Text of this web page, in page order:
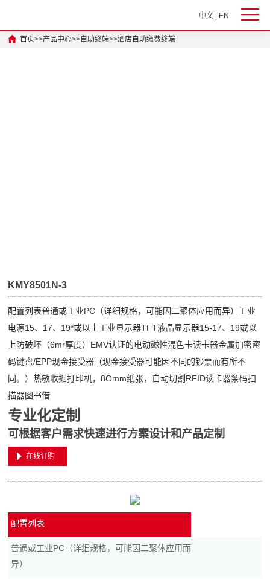
中文| EN
首页>>产品中心>>自助终端>>酒店自助缴费终端
KMY8501N-3
配置列表普通或工业PC（详细规格，可能因二聚体应用而异）工业
电源15、17、19*或以上工业显示器TFT液晶显示器15-17、19或以
上防破坏（6mr厚度）EMV认证的电动磁性混色卡读卡器金属加密密
码键盘/EPP现金接受器（现金接受器可能因不同的钞票而有所不
同。）热敏收据打印机，8Omm纸张，自动切割RFID读卡器条码扫
描器图书借
专业化定制
可根据客户需求快速进行方案设计和产品定制
在线订购
配置列表
普通或工业PC（详细规格，可能因二聚体应用而
异）